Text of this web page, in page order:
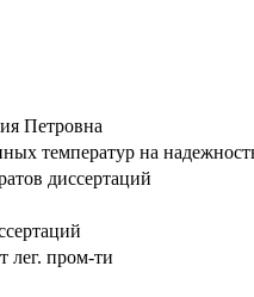
Петровна
температур на
диссертаций
лег. пром-ти